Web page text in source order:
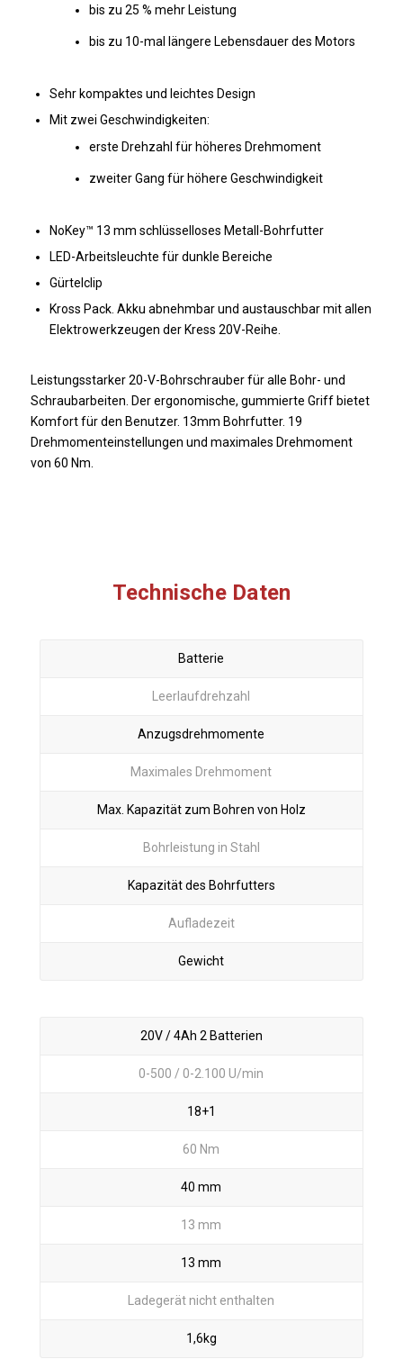
bis zu 25 % mehr Leistung
bis zu 10-mal längere Lebensdauer des Motors
Sehr kompaktes und leichtes Design
Mit zwei Geschwindigkeiten:
erste Drehzahl für höheres Drehmoment
zweiter Gang für höhere Geschwindigkeit
NoKey™ 13 mm schlüsselloses Metall-Bohrfutter
LED-Arbeitsleuchte für dunkle Bereiche
Gürtelclip
Kross Pack. Akku abnehmbar und austauschbar mit allen
Elektrowerkzeugen der Kress 20V-Reihe.
Leistungsstarker 20-V-Bohrschrauber für alle Bohr- und
Schraubarbeiten. Der ergonomische, gummierte Griff bietet
Komfort für den Benutzer. 13mm Bohrfutter. 19
Drehmomenteinstellungen und maximales Drehmoment
von 60 Nm.
Technische Daten
Batterie
Leerlaufdrehzahl
Anzugsdrehmomente
Maximales Drehmoment
Max. Kapazität zum Bohren von Holz
Bohrleistung in Stahl
Kapazität des Bohrfutters
Aufladezeit
Gewicht
20V / 4Ah 2 Batterien
0-500 / 0-2.100 U/min
18+1
60 Nm
40 mm
13 mm
13 mm
Ladegerät nicht enthalten
1,6kg